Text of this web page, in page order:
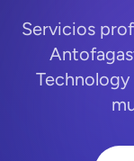
Servicios